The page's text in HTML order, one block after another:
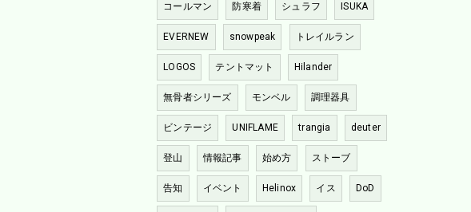
コールマン 防寒着 シュラフ ISUKA
EVERNEW snowpeak トレイルラン
LOGOS テントマット Hilander
無骨者シリーズ モンベル 調理器具
ビンテージ UNIFLAME trangia deuter
登山 情報記事 始め方 ストーブ
告知 イベント Helinox イス DoD